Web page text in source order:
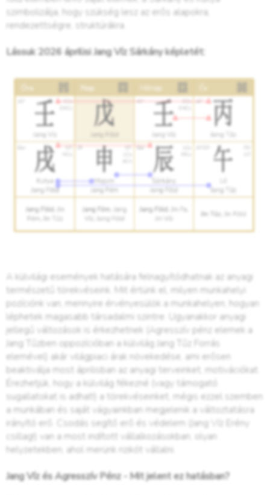
szimbolizálja, hogy szükség lesz az erős alapokra,
rendezettségre, struktúrákra.
Lássuk 2026 áprilisi Jang Víz Sárkány képletét:
A külvilági események hatására felnagyítódhatnak az anyagi
természetű törekvéseink. Mit értünk el, milyen munkahelyi
pozíciónk van, mennyire érvényesülök a munkahelyen, hogyan
léphetek magasabb társadalmi szintre. Ugyanakkor anyagi
jellegű változások is érkezhetnek (Agresszív pénz elemek a
Jang Tűzben oppozícióban a külvilág Jang Tűz Forrás
elemével) akár világpiaci árak növekedése, ami erősen
beaktiválja most áprilisban az anyagi terveinket, motivációkat.
Érezhetjük, hogy a külvilág fékezné (vagy támogató
sugallatokat is adhat!) a törekvéseinket, mégis ezzel szemben
a munkában és saját vágyainkban megjelenik a változtatásra
irányító erő. Csodás segítő erő és védelem (Jang Víz Erény
csillag!) van a most indított vállalkozásokban, olyan
helyzetekben, ahol merünk rizikót vállalni.
Jang Víz és Agresszív Pénz - Mit jelent ez hatásban?